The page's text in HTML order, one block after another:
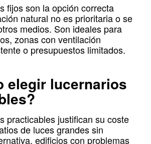
fijos son la opción correcta
natural no es prioritaria o se
medios. Son ideales para
zonas con ventilación
o presupuestos limitados.
elegir lucernarios
practicables justifican su coste
de luces grandes sin
edificios con problemas